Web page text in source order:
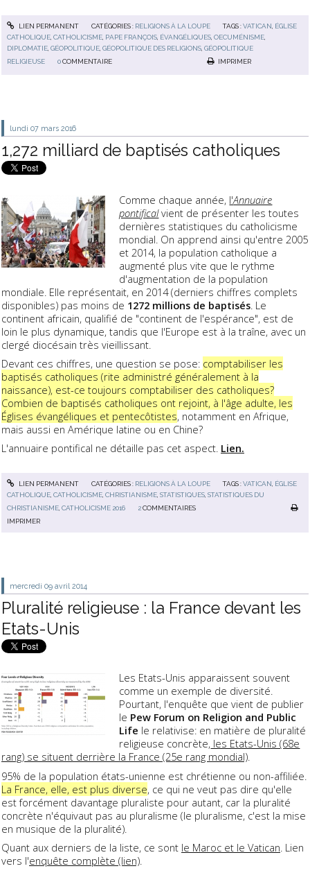
LIEN PERMANENT CATÉGORIES : RELIGIONS À LA LOUPE TAGS :VATICAN, ÉGLISE
CATHOLIQUE,CATHOLICISME, PAPE FRANÇOIS, ÉVANGÉLIQUES,OECUMÉNISME,
DIPLOMATIE,GÉOPOLITIQUE,GÉOPOLITIQUE DES RELIGIONS,GÉOPOLITIQUE
RELIGIEUSE
0 COMMENTAIRE IMPRIMER
lundi 07 mars 2016
1,272 milliard de baptisés catholiques
Comme chaque année, l'Annuaire
pontificalvient de présenter les toutes
dernières statistiques du catholicisme
mondial. On apprend ainsi qu'entre 2005
et 2014, la population catholique a
augmenté plus vite que le rythme
d'augmentation de la population
mondiale. Elle représentait, en 2014 (derniers chiffres complets
disponibles) pas moins de 1272 millions de baptisés . Le
continent africain, qualifié de "continent de l'espérance", est de
loin le plus dynamique, tandis que l'Europe est à la traîne, avec un
clergé diocésain très vieillissant.
Devant ces chiffres, une question se pose: comptabiliser les
baptisés catholiques (rite administré généralement à la
naissance), est-ce toujours comptabiliser des catholiques?
Combien de baptisés catholiques ont rejoint, à l'âge adulte, les
Églises évangéliques et pentecôtistes, notamment en Afrique,
mais aussi en Amérique latine ou en Chine?
L'annuaire pontifical ne détaille pas cet aspect. Lien.
LIEN PERMANENT CATÉGORIES : RELIGIONS À LA LOUPE TAGS :VATICAN, ÉGLISE
CATHOLIQUE,CATHOLICISME,CHRISTIANISME,STATISTIQUES,STATISTIQUES DU
CHRISTIANISME ,CATHOLICISME 2016 2 COMMENTAIRES
IMPRIMER
mercredi 09 avril 2014
Pluralité religieuse : la France devant les
Etats-Unis
Les Etats-Unis apparaissent souvent
comme un exemple de diversité.
Pourtant, l'enquête que vient de publier
le Pew Forum on Religion and Public
Life le relativise: en matière de pluralité
religieuse concrète, les Etats-Unis (68e
rang) se situent derrière la France (25e rang mondial).
95% de la population états-unienne est chrétienne ou non-affiliée.
La France, elle, est plus diverse, ce qui ne veut pas dire qu'elle
est forcément davantage pluraliste pour autant, car la pluralité
concrète n'équivaut pas au pluralisme (le pluralisme, c'est la mise
en musique de la pluralité).
Quant aux derniers de la liste, ce sont le Maroc et le Vatican . Lien
vers l'enquête complète (lien)